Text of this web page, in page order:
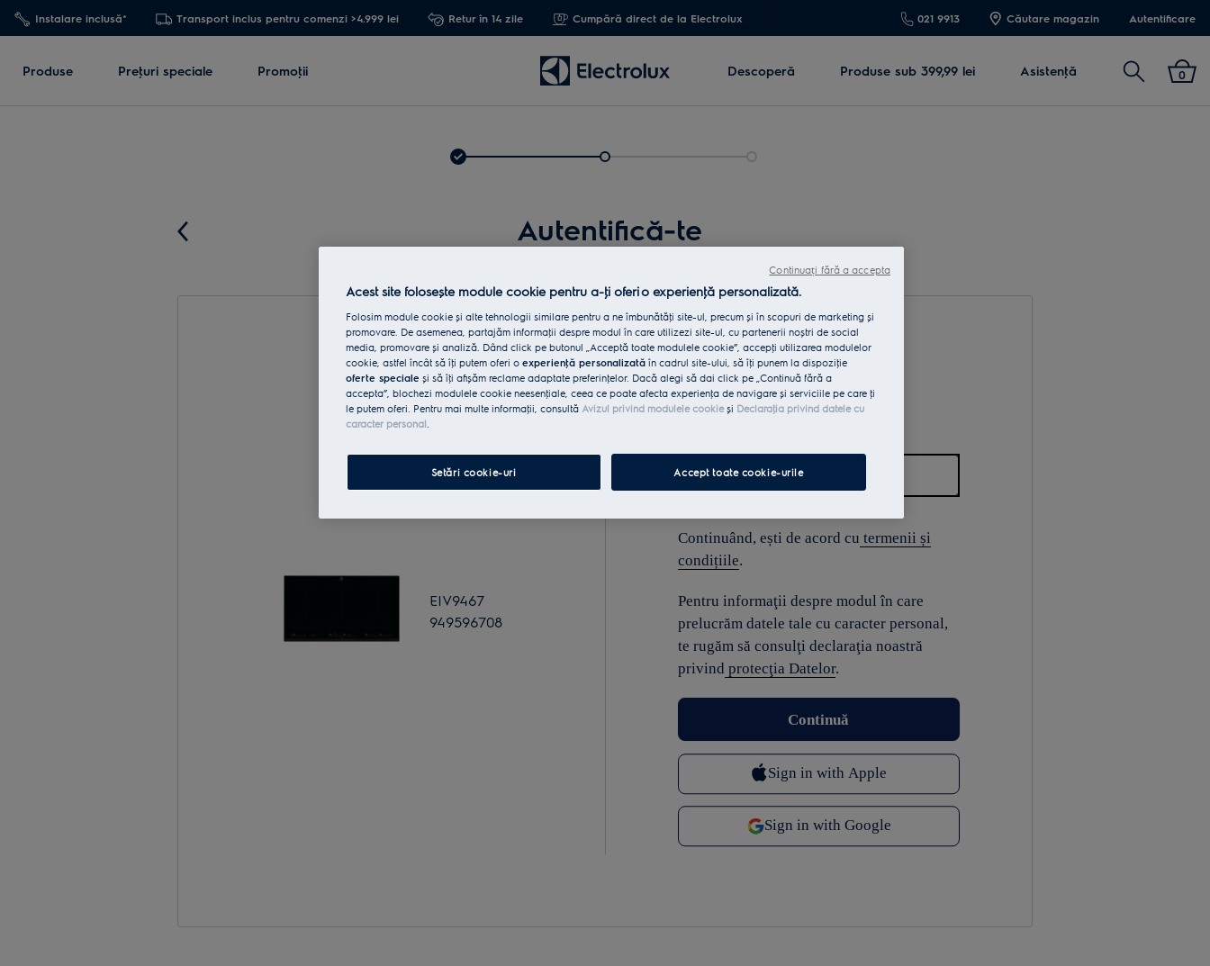
Instalare inclusă* Transport inclus pentru comenzi >4.999 lei Retur în 14 zile Cumpără direct de la Electrolux 021 9913 Căutare magazin Autentificare
Produse Preţuri speciale Promoţii Descoperă Produse sub 399,99 lei Asistenţă Cautare 0
Autentifică-te
EIV9467
949596708
Introdu e-mail
Continuând, ești de acord cu termenii și
condițiile.
Pentru informaţii despre modul în care
prelucrăm datele tale cu caracter personal,
te rugăm să consulţi declaraţia noastră
privind protecţia Datelor.
Acest site folosește module cookie pentru a-ţi oferi o experienţă personalizată.
Folosim module cookie și alte tehnologii similare pentru a ne îmbunătăţi site-ul, precum și în scopuri de marketing și
promovare. De asemenea, partajăm informaţii despre modul în care utilizezi site-ul, cu partenerii noștri de social
media, promovare și analiză. Dând click pe butonul „Acceptă toate modulele cookie”, accepţi utilizarea modulelor
cookie, astfel încât să îţi putem oferi o experienţă personalizată în cadrul site-ului, să îţi punem la dispoziţie
oferte speciale și să îţi afișăm reclame adaptate preferinţelor. Dacă alegi să dai click pe „Continuă fără a
accepta”, blochezi modulele cookie neesenţiale, ceea ce poate afecta experienţa de navigare și serviciile pe care ţi
le putem oferi. Pentru mai multe informaţii, consultă Avizul privind modulele cookieși Declaraţia privind datele cu
caracter personal.
Setări cookie-uri Accept toate cookie-urile
Continuați fără a accepta